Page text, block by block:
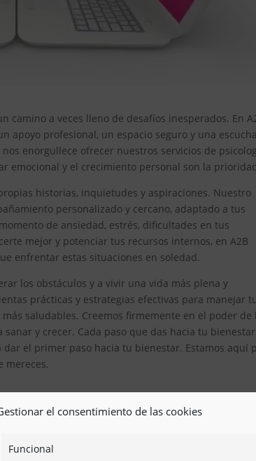
el consentimiento de las cookies
Funcional
camino a veces lleno de desafíos inesperados. En
apoyo profesional, un espacio seguro y una
enorgullece ofrecer nuestros servicios de
emocional y el crecimiento personal son la
historias, inquietudes y aspiraciones. Nuestro
personalizado y cercano, adaptado a tus
de ansiedad, estrés, dificultades en tus
mejor y potenciar tus recursos internos, en A2B
enfrentar estas situaciones en soledad.
los obstáculos y a vivir una vida más plena y
prácticas y estrategias efectivas para manejar
saludables. Creemos firmemente en el poder de
y crecer. Cada paso que das hacia tu
el primer paso hacia tu bienestar. Estamos aquí
mereces.